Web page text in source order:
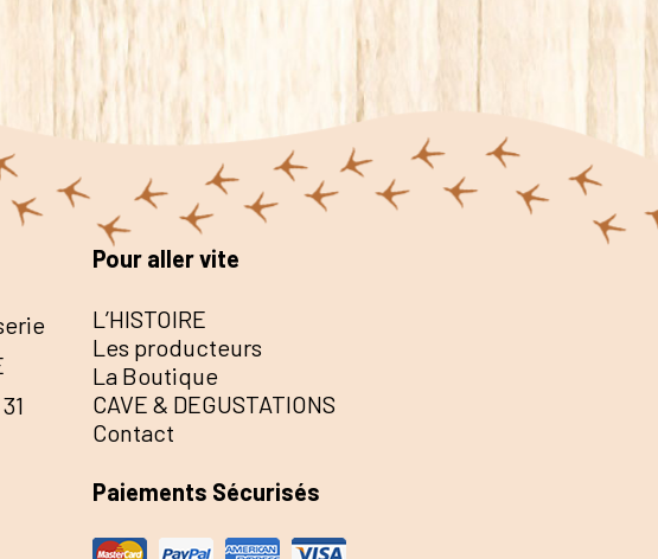
Pour aller vite
L’HISTOIRE
Les producteurs
La Boutique
CAVE & DEGUSTATIONS
Contact
Paiements Sécurisés